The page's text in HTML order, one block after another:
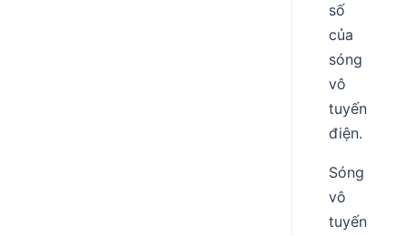
số
của
sóng
vô
tuyến
điện.
Sóng
vô
tuyến